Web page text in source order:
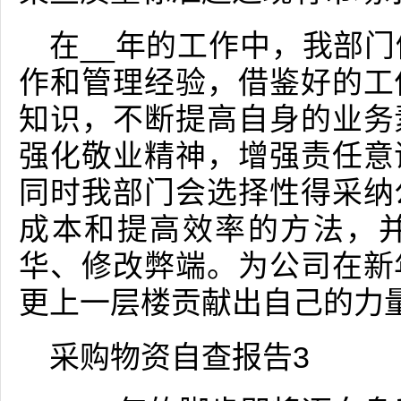
在__年的工作中，我部
作和管理经验，借鉴好的
知识，不断提高自身的业
强化敬业精神，增强责任
同时我部门会选择性得采
成本和提高效率的方法，
华、修改弊端。为公司在
更上一层楼贡献出自己的力
采购物资自查报告3